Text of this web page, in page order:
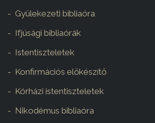
Gyülekezeti bibliaóra
Ifjúsági bibliaórák
Istentiszteletek
Konfirmációs előkészítő
Kórházi istentiszteletek
Nikodémus bibliaóra